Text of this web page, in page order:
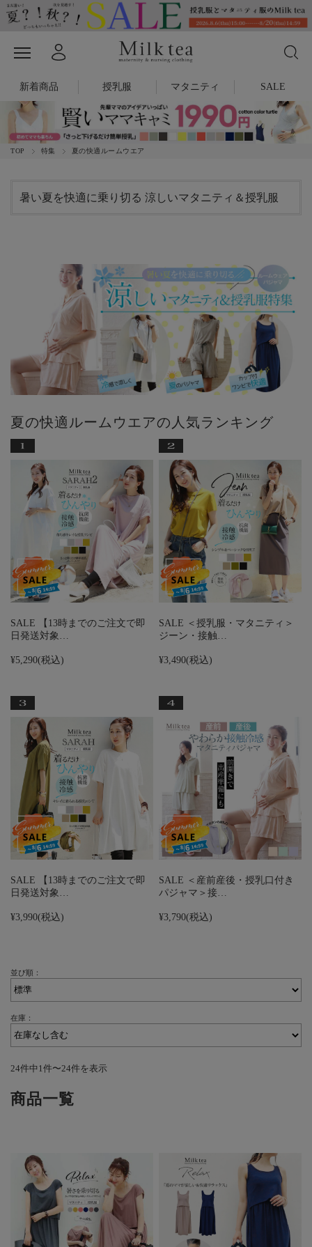
新着商品 授乳服 マタニティ SALE
TOP 特集 夏の快適ルームウエア
暑い夏を快適に乗り切る 涼しいマタニティ＆授乳服
夏の快適ルームウエアの人気ランキング
SALE 【13時までのご注文で即
日発送対象…
¥5,290(税込)
SALE ＜授乳服・マタニティ＞
ジーン・接触…
¥3,490(税込)
SALE 【13時までのご注文で即
日発送対象…
¥3,990(税込)
SALE ＜産前産後・授乳口付き
パジャマ＞接…
¥3,790(税込)
並び順：
在庫：
24件中1件〜24件を表示
商品一覧